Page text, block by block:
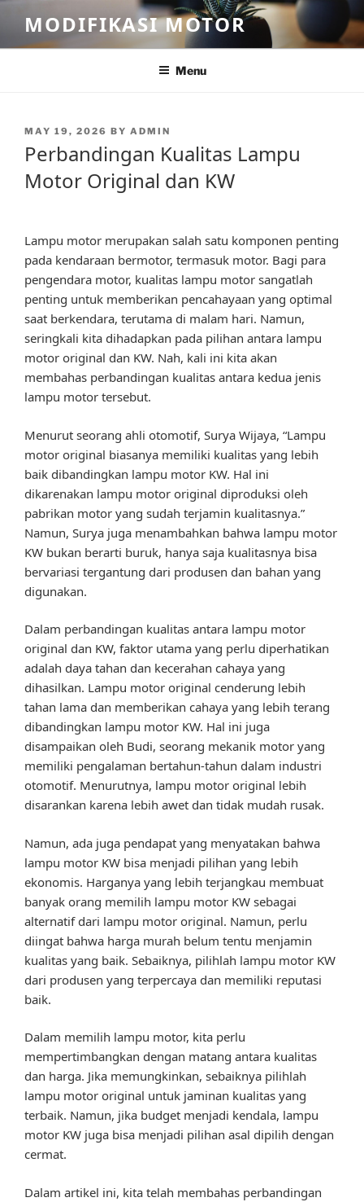
content
MODIFIKASI MOTOR
Menu
POSTED
MAY 19, 2026 BY ADMIN
Perbandingan Kualitas Lampu
Motor Original dan KW
Lampu motor merupakan salah satu komponen penting
pada kendaraan bermotor, termasuk motor. Bagi para
pengendara motor, kualitas lampu motor sangatlah
penting untuk memberikan pencahayaan yang optimal
saat berkendara, terutama di malam hari. Namun,
seringkali kita dihadapkan pada pilihan antara lampu
motor original dan KW. Nah, kali ini kita akan
membahas perbandingan kualitas antara kedua jenis
lampu motor tersebut.
Menurut seorang ahli otomotif, Surya Wijaya, “Lampu
motor original biasanya memiliki kualitas yang lebih
baik dibandingkan lampu motor KW. Hal ini
dikarenakan lampu motor original diproduksi oleh
pabrikan motor yang sudah terjamin kualitasnya.”
Namun, Surya juga menambahkan bahwa lampu motor
KW bukan berarti buruk, hanya saja kualitasnya bisa
bervariasi tergantung dari produsen dan bahan yang
digunakan.
Dalam perbandingan kualitas antara lampu motor
original dan KW, faktor utama yang perlu diperhatikan
adalah daya tahan dan kecerahan cahaya yang
dihasilkan. Lampu motor original cenderung lebih
tahan lama dan memberikan cahaya yang lebih terang
dibandingkan lampu motor KW. Hal ini juga
disampaikan oleh Budi, seorang mekanik motor yang
memiliki pengalaman bertahun-tahun dalam industri
otomotif. Menurutnya, lampu motor original lebih
disarankan karena lebih awet dan tidak mudah rusak.
Namun, ada juga pendapat yang menyatakan bahwa
lampu motor KW bisa menjadi pilihan yang lebih
ekonomis. Harganya yang lebih terjangkau membuat
banyak orang memilih lampu motor KW sebagai
alternatif dari lampu motor original. Namun, perlu
diingat bahwa harga murah belum tentu menjamin
kualitas yang baik. Sebaiknya, pilihlah lampu motor KW
dari produsen yang terpercaya dan memiliki reputasi
baik.
Dalam memilih lampu motor, kita perlu
mempertimbangkan dengan matang antara kualitas
dan harga. Jika memungkinkan, sebaiknya pilihlah
lampu motor original untuk jaminan kualitas yang
terbaik. Namun, jika budget menjadi kendala, lampu
motor KW juga bisa menjadi pilihan asal dipilih dengan
cermat.
Dalam artikel ini, kita telah membahas perbandingan